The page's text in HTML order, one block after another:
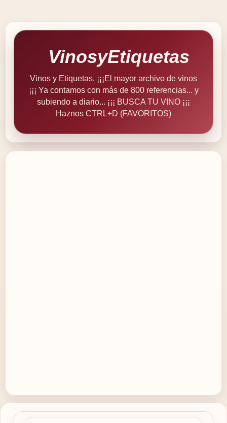
VinosyEtiquetas
Vinos y Etiquetas. ¡¡¡El mayor archivo de vinos
¡¡¡ Ya contamos con más de 800 referencias... y
subiendo a diario... ¡¡¡ BUSCA TU VINO ¡¡¡
Haznos CTRL+D (FAVORITOS)